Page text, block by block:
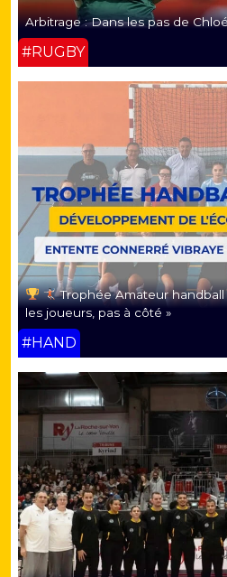
Arbitrage : Dans les pas de
#RUGBY
Trophée Amateur handball
les joueurs, pas à côté »
#HAND